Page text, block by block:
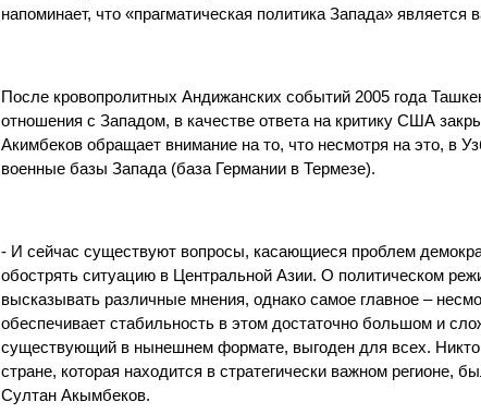
напоминает, что «прагматическая политика Запада»
После кровопролитных Андижанских событий 2005 года
отношения с Западом, в качестве ответа на критику США
Акимбеков обращает внимание на то, что несмотря на это, в
военные базы Запада (база Германии в Термезе).
- И сейчас существуют вопросы, касающиеся проблем
обострять ситуацию в Центральной Азии. О политическом
высказывать различные мнения, однако самое главное –
обеспечивает стабильность в этом достаточно большом и
существующий в нынешнем формате, выгоден для всех. Никто
стране, которая находится в стратегически важном регионе,
Султан Акымбеков.